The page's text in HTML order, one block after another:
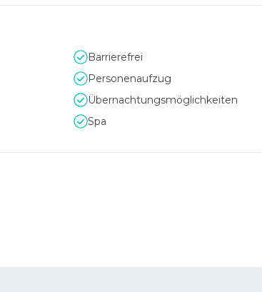
Barrierefrei
Personenaufzug
Übernachtungsmöglichkeiten
Spa